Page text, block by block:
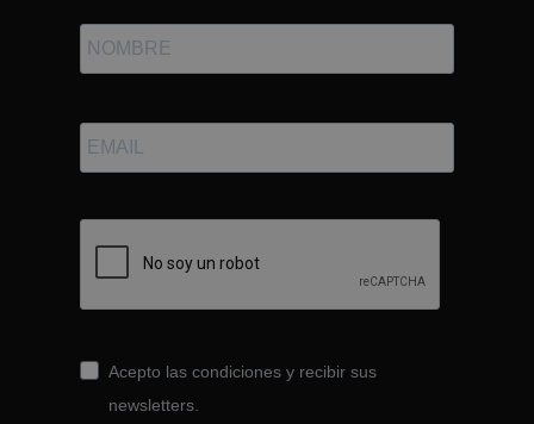
Acepto las condiciones y recibir sus
newsletters.